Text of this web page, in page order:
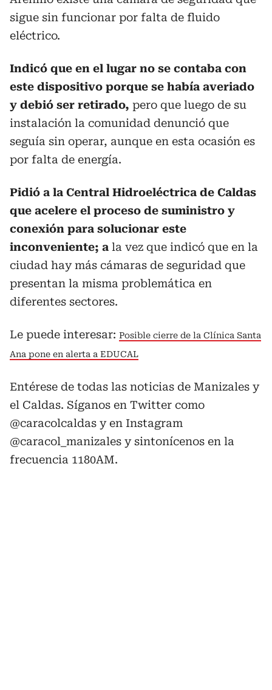
sigue sin funcionar por falta de fluido
eléctrico.
Indicó que en el lugar no se contaba con
este dispositivo porque se había averiado
y debió ser retirado, pero que luego de su
instalación la comunidad denunció que
seguía sin operar, aunque en esta ocasión es
por falta de energía.
Pidió a la Central Hidroeléctrica de Caldas
que acelere el proceso de suministro y
conexión para solucionar este
inconveniente; a la vez que indicó que en la
ciudad hay más cámaras de seguridad que
presentan la misma problemática en
diferentes sectores.
Le puede interesar: Posible cierre de la Clínica Santa
Ana pone en alerta a EDUCAL
Entérese de todas las noticias de Manizales y
el Caldas. Síganos en Twitter como
@caracolcaldas y en Instagram
@caracol_manizales y sintonícenos en la
frecuencia 1180AM.